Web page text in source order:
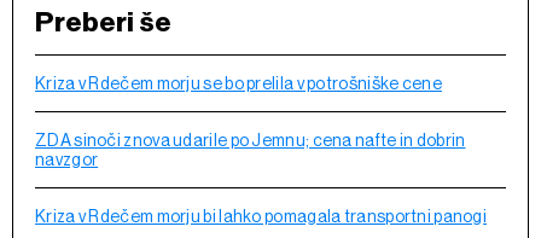
Preberi še
Kriza v Rdečem morju se bo prelila v potrošniške cene
ZDA sinoči znova udarile po Jemnu; cena nafte in dobrin
navzgor
Kriza v Rdečem morju bi lahko pomagala transportni panogi